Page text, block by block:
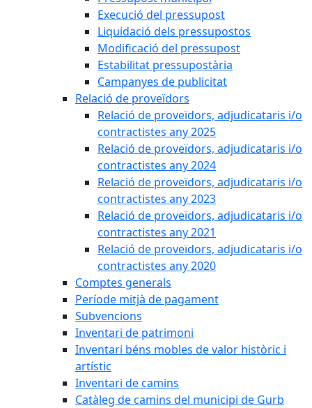
Execució del pressupost
Liquidació dels pressupostos
Modificació del pressupost
Estabilitat pressupostària
Campanyes de publicitat
Relació de proveïdors
Relació de proveïdors, adjudicataris i/o
contractistes any 2025
Relació de proveïdors, adjudicataris i/o
contractistes any 2024
Relació de proveïdors, adjudicataris i/o
contractistes any 2023
Relació de proveïdors, adjudicataris i/o
contractistes any 2021
Relació de proveïdors, adjudicataris i/o
contractistes any 2020
Comptes generals
Període mitjà de pagament
Subvencions
Inventari de patrimoni
Inventari béns mobles de valor històric i
artístic
Inventari de camins
Catàleg de camins del municipi de Gurb